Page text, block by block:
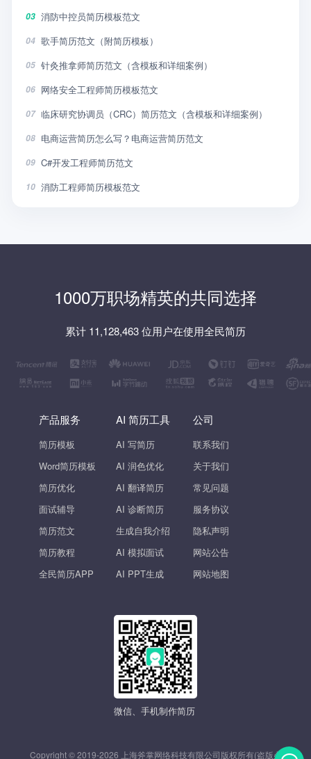
03 消防中控员简历模板范文
04 歌手简历范文（附简历模板）
05 针灸推拿师简历范文（含模板和详细案例）
06 网络安全工程师简历模板范文
07 临床研究协调员（CRC）简历范文（含模板和详细案例）
08 电商运营简历怎么写？电商运营简历范文
09 C#开发工程师简历范文
10 消防工程师简历模板范文
1000万职场精英的共同选择
累计 11,128,463 位用户在使用全民简历
产品服务
简历模板
Word简历模板
简历优化
面试辅导
简历范文
简历教程
全民简历APP
AI 简历工具
AI 写简历
AI 润色优化
AI 翻译简历
AI 诊断简历
生成自我介绍
AI 模拟面试
AI PPT生成
公司
联系我们
关于我们
常见问题
服务协议
隐私声明
网站公告
网站地图
微信、手机制作简历
Copyright © 2019-2026 上海斧掌网络科技有限公司版权所有(盗版必